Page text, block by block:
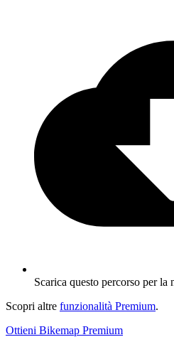
Scarica questo percorso per
Scopri altre funzionalità Premium.
Ottieni Bikemap Premium